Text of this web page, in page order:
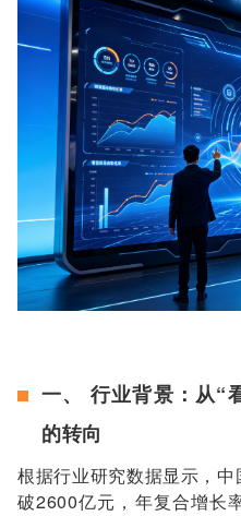
一、 行业背景：从“
的转向
根据行业研究数据显示，
破2600亿元，年复合增长